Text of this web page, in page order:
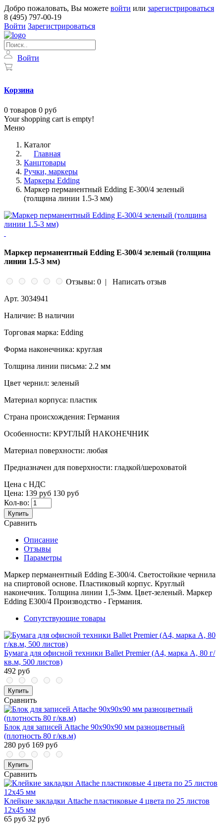
Добро пожаловать, Вы можете войти или зарегистрироваться
8 (495) 797-00-19
Войти Зарегистрироваться
Войти
Корзина
0 товаров 0 руб
Your shopping cart is empty!
Меню
Каталог
Главная
Канцтовары
Ручки, маркеры
Маркеры Edding
Маркер перманентный Edding E-300/4 зеленый
(толщина линии 1.5-3 мм)
Маркер перманентный Edding E-300/4 зеленый (толщина
линии 1.5-3 мм)
Отзывы: 0 |
Написать отзыв
Арт. 3034941
Наличие: В наличии
Торговая марка: Edding
Форма наконечника: круглая
Толщина линии письма: 2.2 мм
Цвет чернил: зеленый
Материал корпуса: пластик
Страна происхождения: Германия
Особенности: КРУГЛЫЙ НАКОНЕЧНИК
Материал поверхности: любая
Предназначен для поверхности: гладкой/шероховатой
Цена с НДС
Цена: 139 руб 130 руб
Кол-во:
Купить
Сравнить
Описание
Отзывы
Параметры
Маркер перманентный Edding Е-300/4. Светостойкие чернила
на спиртовой основе. Пластиковый корпус. Круглый
наконечник. Толщина линии 1,5-3мм. Цвет-зеленый. Маркер
Edding Е300/4 Производство - Германия.
Сопутствующие товары
Бумага для офисной техники Ballet Premier (А4, марка A, 80 г/
кв.м, 500 листов)
492 руб
Купить
Сравнить
Блок для записей Attache 90x90x90 мм разноцветный
(плотность 80 г/кв.м)
280 руб 169 руб
Купить
Сравнить
Клейкие закладки Attache пластиковые 4 цвета по 25 листов
12х45 мм
65 руб 32 руб